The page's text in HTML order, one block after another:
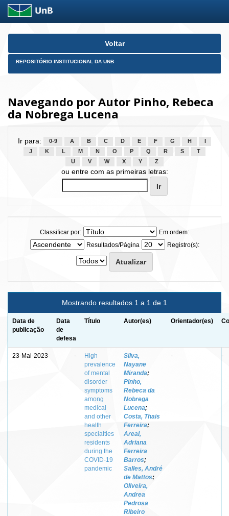
Skip
Voltar
REPOSITÓRIO INSTITUCIONAL DA UNB
Navegando por Autor Pinho, Rebeca
da Nobrega Lucena
Ir para: 0-9 A B C D E F G H
J
K L M N O P Q R S
T
U
V W X Y Z
ou entre com as primeiras letras:
Classificar por:
Em ordem:
Resultados/Página
Registro(s):
Mostrando resultados 1 a 1 de 1
Data de
publicação
Data
de
defesa
Título Autor(es) Orientador(es)
23-Mai-2023 -
High
prevalence
of mental
disorder
symptoms
among
medical
and other
health
specialties
residents
during the
COVID-19
pandemic
Silva,
Nayane
Miranda;
Pinho,
Rebeca da
Nobrega
Lucena;
Costa, Thais
Ferreira;
Areal,
Adriana
Ferreira
Barros;
Salles, André
de Mattos;
Oliveira,
Andrea
Pedrosa
Ribeiro
- -